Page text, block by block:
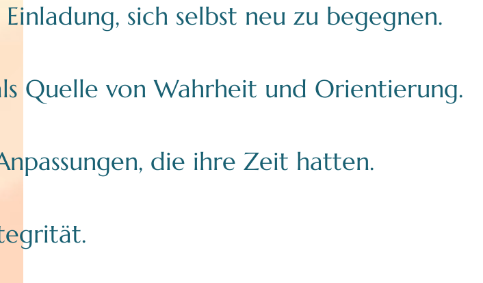
sich selbst neu zu begegnen.
Quelle von Wahrheit und Orientierung.
die ihre Zeit hatten.